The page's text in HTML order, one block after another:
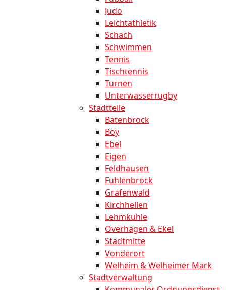
Judo
Leichtathletik
Schach
Schwimmen
Tennis
Tischtennis
Turnen
Unterwasserrugby
Stadtteile
Batenbrock
Boy
Ebel
Eigen
Feldhausen
Fuhlenbrock
Grafenwald
Kirchhellen
Lehmkuhle
Overhagen & Ekel
Stadtmitte
Vonderort
Welheim & Welheimer Mark
Stadtverwaltung